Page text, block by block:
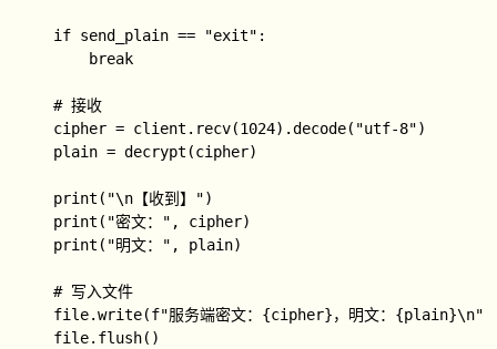
    if send_plain == "exit":
        break
    # 接收
    cipher = client.recv(1024).decode("utf-8")
    plain = decrypt(cipher)
    print("\n【收到】")
    print("密文：", cipher)
    print("明文：", plain)
    # 写入文件
    file.write(f"服务端密文：{cipher}，明文：{plain}\n")
    file.flush()